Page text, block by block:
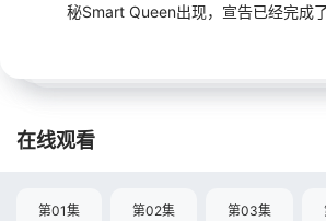
秘Smart Queen出现，宣告已经完成
在线观看
第01集 第02集 第03集